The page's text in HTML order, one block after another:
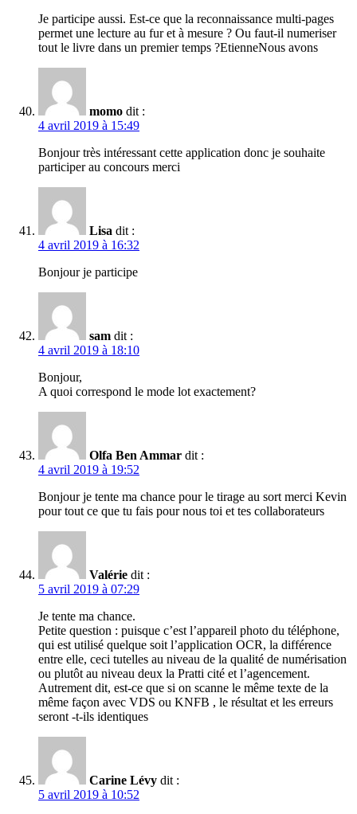
Je participe aussi. Est-ce que la reconnaissance multi-pages
permet une lecture au fur et à mesure ? Ou faut-il numeriser
tout le livre dans un premier temps ?EtienneNous avons
momo dit :
4 avril 2019 à 15:49
Bonjour très intéressant cette application donc je souhaite
participer au concours merci
Lisa dit :
4 avril 2019 à 16:32
Bonjour je participe
sam dit :
4 avril 2019 à 18:10
Bonjour,
A quoi correspond le mode lot exactement?
Olfa Ben Ammar dit :
4 avril 2019 à 19:52
Bonjour je tente ma chance pour le tirage au sort merci Kevin
pour tout ce que tu fais pour nous toi et tes collaborateurs
Valérie dit :
5 avril 2019 à 07:29
Je tente ma chance.
Petite question : puisque c’est l’appareil photo du téléphone,
qui est utilisé quelque soit l’application OCR, la différence
entre elle, ceci tutelles au niveau de la qualité de numérisation
ou plutôt au niveau deux la Pratti cité et l’agencement.
Autrement dit, est-ce que si on scanne le même texte de la
même façon avec VDS ou KNFB , le résultat et les erreurs
seront -t-ils identiques
Carine Lévy dit :
5 avril 2019 à 10:52